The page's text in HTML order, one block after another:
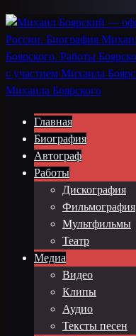
Главная
Биография
Автограф
Работы
Дискография
Фильмография
Мультфильмы
Театр
Медиа
Видео
Клипы
Аудио
Тексты песен